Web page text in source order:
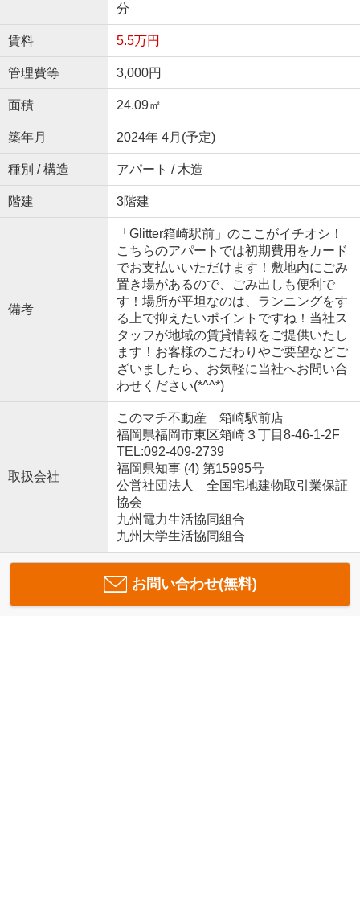
分
賃料 5.5万円
管理費等 3,000円
面積 24.09㎡
築年月 2024年 4月(予定)
種別 / 構造 アパート / 木造
階建 3階建
備考
「Glitter箱崎駅前」のここがイチオシ！
こちらのアパートでは初期費用をカード
でお支払いいただけます！敷地内にごみ
置き場があるので、ごみ出しも便利で
す！場所が平坦なのは、ランニングをす
る上で抑えたいポイントですね！当社ス
タッフが地域の賃貸情報をご提供いたし
ます！お客様のこだわりやご要望などご
ざいましたら、お気軽に当社へお問い合
わせください(*^^*)
取扱会社
このマチ不動産 箱崎駅前店
福岡県福岡市東区箱崎３丁目8-46-1-2F
TEL:092-409-2739
福岡県知事 (4) 第15995号
公営社団法人 全国宅地建物取引業保証
協会
九州電力生活協同組合
九州大学生活協同組合
お問い合わせ(無料)